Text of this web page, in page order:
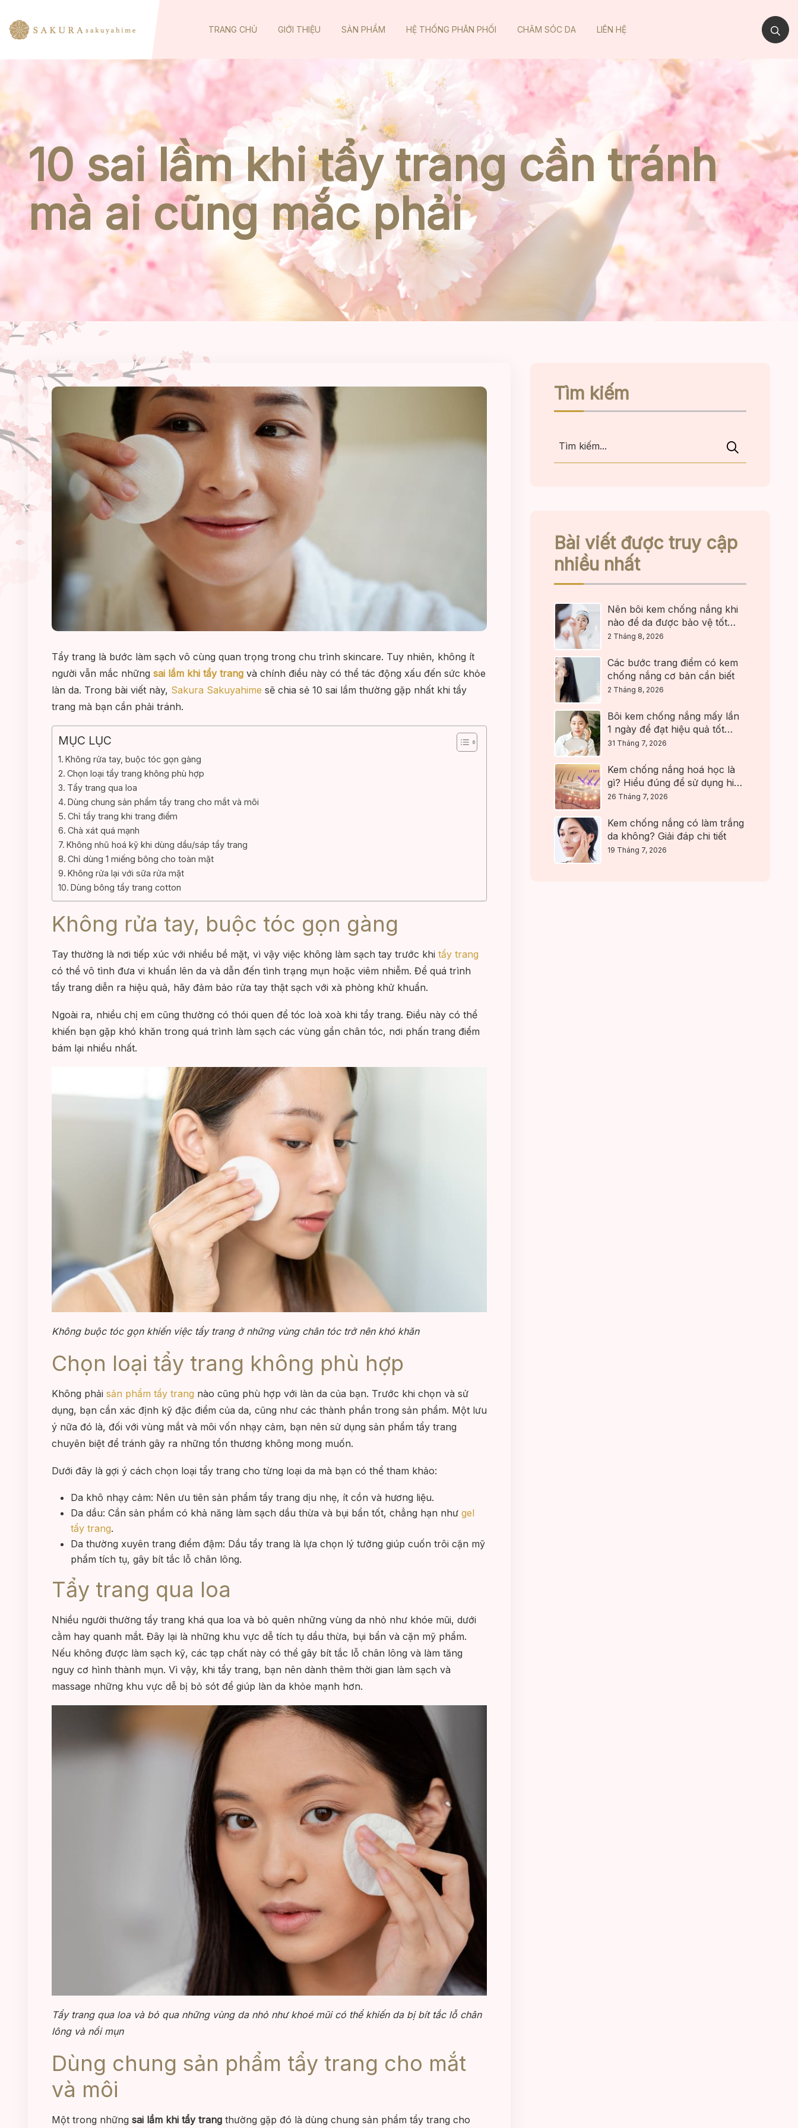
TRANG CHỦ GIỚI THIỆU SẢN PHẨM HỆ THỐNG PHÂN PHỐI CHĂM SÓC DA LIÊN HỆ
10 sai lầm khi tẩy trang cần tránh
mà ai cũng mắc phải
Tẩy trang là bước làm sạch vô cùng quan trọng trong chu trình skincare. Tuy nhiên, không ít
người vẫn mắc những sai lầm khi tẩy trang và chính điều này có thể tác động xấu đến sức khỏe
làn da. Trong bài viết này, Sakura Sakuyahime sẽ chia sẻ 10 sai lầm thường gặp nhất khi tẩy
trang mà bạn cần phải tránh.
MỤC LỤC
Không rửa tay, buộc tóc gọn gàng
Chọn loại tẩy trang không phù hợp
Tẩy trang qua loa
Dùng chung sản phẩm tẩy trang cho mắt và môi
Chỉ tẩy trang khi trang điểm
Chà xát quá mạnh
Không nhũ hoá kỹ khi dùng dầu/sáp tẩy trang
Chỉ dùng 1 miếng bông cho toàn mặt
Không rửa lại với sữa rửa mặt
Dùng bông tẩy trang cotton
Không rửa tay, buộc tóc gọn gàng
Tay thường là nơi tiếp xúc với nhiều bề mặt, vì vậy việc không làm sạch tay trước khi tẩy trang
có thể vô tình đưa vi khuẩn lên da và dẫn đến tình trạng mụn hoặc viêm nhiễm. Để quá trình
tẩy trang diễn ra hiệu quả, hãy đảm bảo rửa tay thật sạch với xà phòng khử khuẩn.
Ngoài ra, nhiều chị em cũng thường có thói quen để tóc loà xoà khi tẩy trang. Điều này có thể
khiến bạn gặp khó khăn trong quá trình làm sạch các vùng gần chân tóc, nơi phấn trang điểm
bám lại nhiều nhất.
Không buộc tóc gọn khiến việc tẩy trang ở những vùng chân tóc trở nên khó khăn
Chọn loại tẩy trang không phù hợp
Không phải sản phẩm tẩy trang nào cũng phù hợp với làn da của bạn. Trước khi chọn và sử
dụng, bạn cần xác định kỹ đặc điểm của da, cũng như các thành phần trong sản phẩm. Một lưu
ý nữa đó là, đối với vùng mắt và môi vốn nhạy cảm, bạn nên sử dụng sản phẩm tẩy trang
chuyên biệt để tránh gây ra những tổn thương không mong muốn.
Dưới đây là gợi ý cách chọn loại tẩy trang cho từng loại da mà bạn có thể tham khảo:
Da khô nhạy cảm: Nên ưu tiên sản phẩm tẩy trang dịu nhẹ, ít cồn và hương liệu.
Da dầu: Cần sản phẩm có khả năng làm sạch dầu thừa và bụi bẩn tốt, chẳng hạn như gel
tẩy trang.
Da thường xuyên trang điểm đậm: Dầu tẩy trang là lựa chọn lý tưởng giúp cuốn trôi cặn mỹ
phẩm tích tụ, gây bít tắc lỗ chân lông.
Tẩy trang qua loa
Nhiều người thường tẩy trang khá qua loa và bỏ quên những vùng da nhỏ như khóe mũi, dưới
cằm hay quanh mắt. Đây lại là những khu vực dễ tích tụ dầu thừa, bụi bẩn và cặn mỹ phẩm.
Nếu không được làm sạch kỹ, các tạp chất này có thể gây bít tắc lỗ chân lông và làm tăng
nguy cơ hình thành mụn. Vì vậy, khi tẩy trang, bạn nên dành thêm thời gian làm sạch và
massage những khu vực dễ bị bỏ sót để giúp làn da khỏe mạnh hơn.
Tẩy trang qua loa và bỏ qua những vùng da nhỏ như khoé mũi có thể khiến da bị bít tắc lỗ chân
lông và nổi mụn
Dùng chung sản phẩm tẩy trang cho mắt
và môi
Một trong những sai lầm khi tẩy trang thường gặp đó là dùng chung sản phẩm tẩy trang cho
Tìm kiếm
Bài viết được truy cập
nhiều nhất
Nên bôi kem chống nắng khi
nào để da được bảo vệ tốt
nhất?
2 Tháng 8, 2026
Các bước trang điểm có kem
chống nắng cơ bản cần biết
2 Tháng 8, 2026
Bôi kem chống nắng mấy lần
1 ngày để đạt hiệu quả tốt
nhất?
31 Tháng 7, 2026
Kem chống nắng hoá học là
gì? Hiểu đúng để sử dụng hiệu
quả
26 Tháng 7, 2026
Kem chống nắng có làm trắng
da không? Giải đáp chi tiết
19 Tháng 7, 2026